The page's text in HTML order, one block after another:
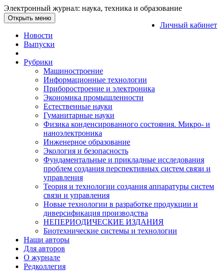
Электронный журнал: наука, техника и образование
Личный кабинет
Открыть меню
Новости
Выпуски
Рубрики
Машиностроение
Информационные технологии
Приборостроение и электроника
Экономика промышленности
Естественные науки
Гуманитарные науки
Физика конденсированного состояния. Микро- и
наноэлектроника
Инженерное образование
Экология и безопасность
Фундаментальные и прикладные исследования
проблем создания перспективных систем связи и
управления
Теория и технологии создания аппаратуры систем
связи и управления
Новые технологии в разработке продукции и
диверсификация производства
НЕПЕРИОДИЧЕСКИЕ ИЗДАНИЯ
Биотехнические системы и технологии
Наши авторы
Для авторов
О журнале
Редколлегия